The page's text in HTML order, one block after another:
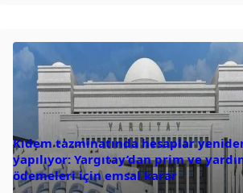
Kıdem tazminatında hesaplar
yapılıyor: Yargıtay’dan prim ve
ödemeleri için emsal karar